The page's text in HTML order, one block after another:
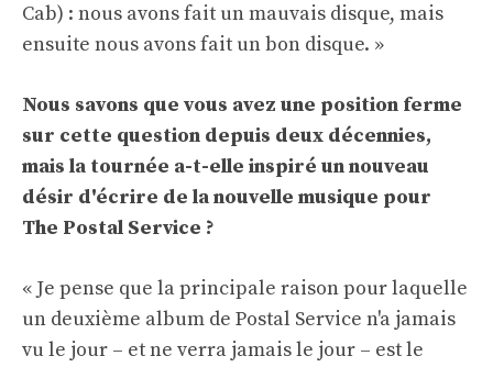
Cab) : nous avons fait un mauvais disque, mais
ensuite nous avons fait un bon disque. »
Nous savons que vous avez une position ferme
sur cette question depuis deux décennies,
mais la tournée a-t-elle inspiré un nouveau
désir d'écrire de la nouvelle musique pour
The Postal Service ?
« Je pense que la principale raison pour laquelle
un deuxième album de Postal Service n'a jamais
vu le jour – et ne verra jamais le jour – est le